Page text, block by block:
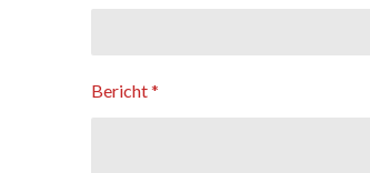
Bericht *